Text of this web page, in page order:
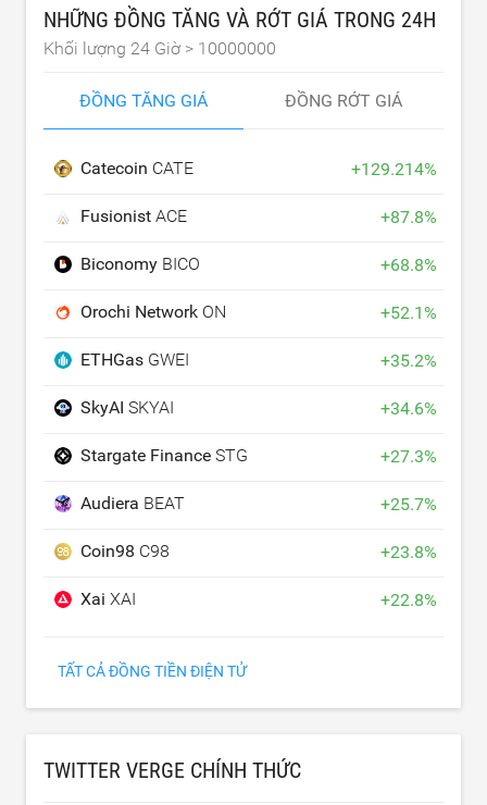
NHỮNG ĐỒNG TĂNG VÀ RỚT GIÁ TRONG 24H
Khối lượng 24 Giờ > 10000000
ĐỒNG TĂNG GIÁ ĐỒNG RỚT GIÁ
Catecoin CATE +129.214%
Fusionist ACE +87.8%
Biconomy BICO +68.8%
Orochi Network ON +52.1%
ETHGas GWEI +35.2%
SkyAI SKYAI +34.6%
Stargate Finance STG +27.3%
Audiera BEAT +25.7%
Coin98 C98 +23.8%
Xai XAI +22.8%
TẤT CẢ ĐỒNG TIỀN ĐIỆN TỬ
TWITTER VERGE CHÍNH THỨC